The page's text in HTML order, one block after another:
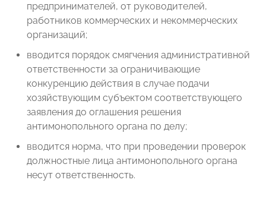
предпринимателей, от руководителей,
работников коммерческих и некоммерческих
организаций;
вводится порядок смягчения административной
ответственности за ограничивающие
конкуренцию действия в случае подачи
хозяйствующим субъектом соответствующего
заявления до оглашения решения
антимонопольного органа по делу;
вводится норма, что при проведении проверок
должностные лица антимонопольного органа
несут ответственность.